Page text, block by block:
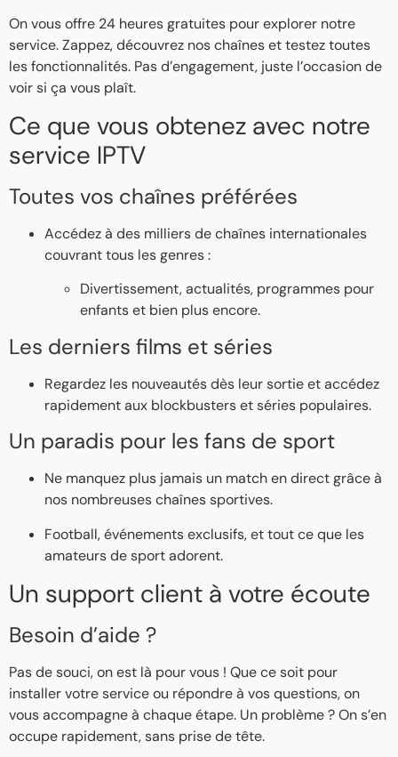
On vous offre 24 heures gratuites pour explorer notre
service. Zappez, découvrez nos chaînes et testez toutes
les fonctionnalités. Pas d’engagement, juste l’occasion de
voir si ça vous plaît.
Ce que vous obtenez avec notre
service IPTV
Toutes vos chaînes préférées
Accédez à des milliers de chaînes internationales
couvrant tous les genres :
Divertissement, actualités, programmes pour
enfants et bien plus encore.
Les derniers films et séries
Regardez les nouveautés dès leur sortie et accédez
rapidement aux blockbusters et séries populaires.
Un paradis pour les fans de sport
Ne manquez plus jamais un match en direct grâce à
nos nombreuses chaînes sportives.
Football, événements exclusifs, et tout ce que les
amateurs de sport adorent.
Un support client à votre écoute
Besoin d’aide ?
Pas de souci, on est là pour vous ! Que ce soit pour
installer votre service ou répondre à vos questions, on
vous accompagne à chaque étape. Un problème ? On s’en
occupe rapidement, sans prise de tête.